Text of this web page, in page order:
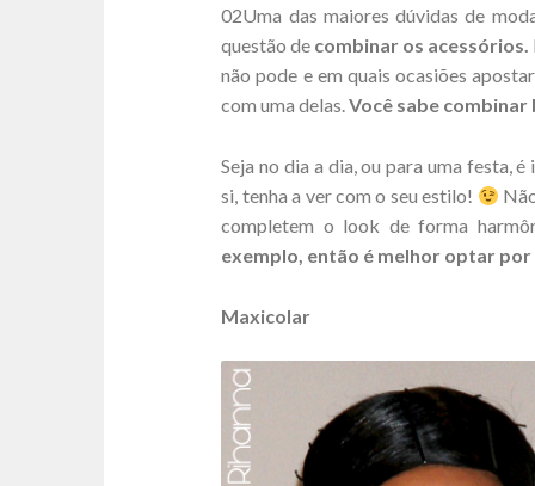
02Uma das maiores dúvidas de
questão de combinar os acessórios.
não pode e em quais ocasiões
com uma delas.Você sabe
Seja no dia a dia, ou para uma festa,
si, tenha a ver com o seu estilo!
completem o look de forma
exemplo, então é melhor optar
Maxicolar